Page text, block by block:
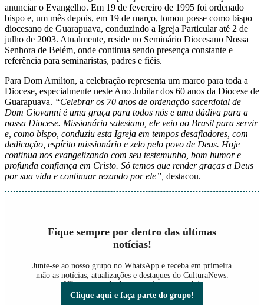
anunciar o Evangelho. Em 19 de fevereiro de 1995 foi ordenado
bispo e, um mês depois, em 19 de março, tomou posse como bispo
diocesano de Guarapuava, conduzindo a Igreja Particular até 2 de
julho de 2003. Atualmente, reside no Seminário Diocesano Nossa
Senhora de Belém, onde continua sendo presença constante e
referência para seminaristas, padres e fiéis.
Para Dom Amilton, a celebração representa um marco para toda a
Diocese, especialmente neste Ano Jubilar dos 60 anos da Diocese de
Guarapuava. “Celebrar os 70 anos de ordenação sacerdotal de
Dom Giovanni é uma graça para todos nós e uma dádiva para a
nossa Diocese. Missionário salesiano, ele veio ao Brasil para servir
e, como bispo, conduziu esta Igreja em tempos desafiadores, com
dedicação, espírito missionário e zelo pelo povo de Deus. Hoje
continua nos evangelizando com seu testemunho, bom humor e
profunda confiança em Cristo. Só temos que render graças a Deus
por sua vida e continuar rezando por ele”, destacou.
Fique sempre por dentro das últimas
notícias!
Junte-se ao nosso grupo no WhatsApp e receba em primeira
mão as notícias, atualizações e destaques do CulturaNews.
Não perca nada do que está acontecendo!
Clique aqui e faça parte do grupo!